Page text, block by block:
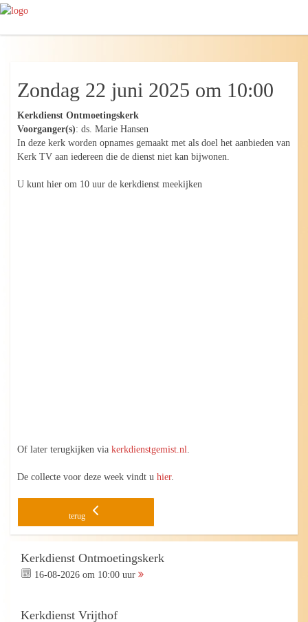
Zondag 22 juni 2025 om 10:00
Kerkdienst Ontmoetingskerk
Voorganger(s): ds. Marie Hansen
In deze kerk worden opnames gemaakt met als doel het aanbieden van
Kerk TV aan iedereen die de dienst niet kan bijwonen.
U kunt hier om 10 uur de kerkdienst meekijken
Of later terugkijken viakerkdienstgemist.nl
De collecte voor deze week vindt uhier.
terug
Kerkdienst Ontmoetingskerk
16-08-2026 om 10:00 uur
Kerkdienst Vrijthof